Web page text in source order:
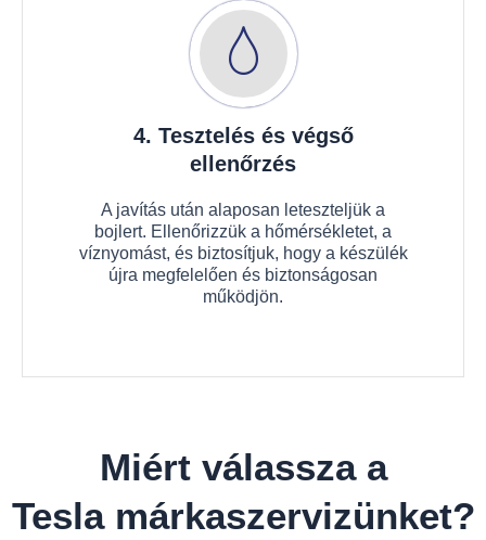
4. Tesztelés és végső
ellenőrzés
A javítás után alaposan leteszteljük a
bojlert. Ellenőrizzük a hőmérsékletet, a
víznyomást, és biztosítjuk, hogy a készülék
újra megfelelően és biztonságosan
működjön.
Miért válassza a
Tesla márkaszervizünket?